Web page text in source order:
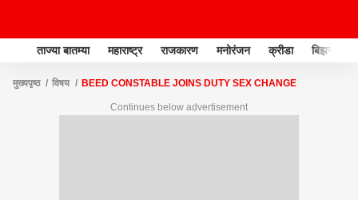
ताज्या बातम्या महाराष्ट्र राजकारण मनोरंजन क्रीडा बिझनेस
मुख्यपृष्ठ विषय BEED CONSTABLE JOINS DUTY SEX CHANGE
Continues below advertisement